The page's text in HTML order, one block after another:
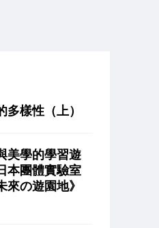
多樣性（上）
美學的學習遊
本團體實驗室
來の遊園地》